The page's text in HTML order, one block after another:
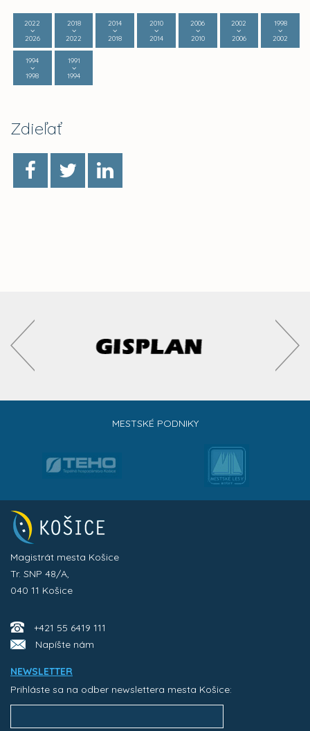
2022
2026
2018
2022
2014
2018
2010
2014
2006
2010
2002
2006
1998
2002
1994
1998
1991
1994
Zdieľať
MESTSKÉ PODNIKY
Magistrát mesta Košice
Tr. SNP 48/A,
040 11 Košice
+421 55 6419 111
Napíšte nám
NEWSLETTER
Prihláste sa na odber newslettera mesta Košice: